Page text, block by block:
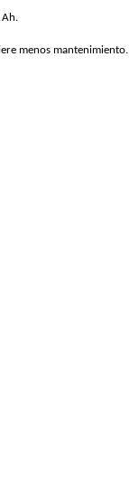
Ah.
menos mantenimiento.